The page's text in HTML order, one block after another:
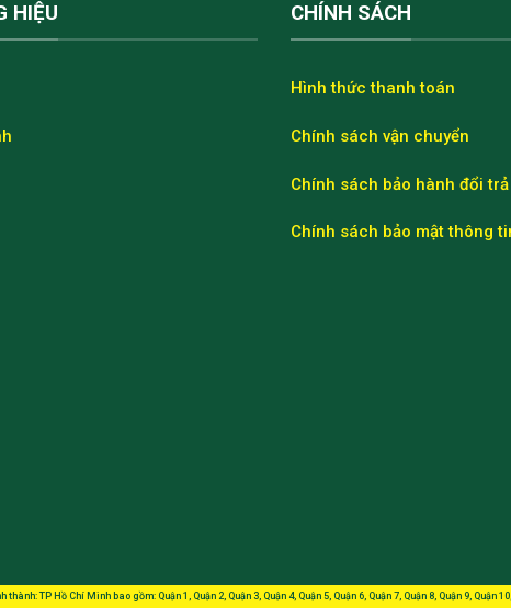
HIỆU CHÍNH SÁCH
Hình thức thanh toán
Chính sách vận chuyển
Chính sách bảo hành đổi trả
Chính sách bảo mật thông
TP Hồ Chí Minh bao gồm: Quận 1, Quận 2, Quận 3, Quận 4, Quận 5, Quận 6, Quận 7, Quận 8, Quận 9, Quận